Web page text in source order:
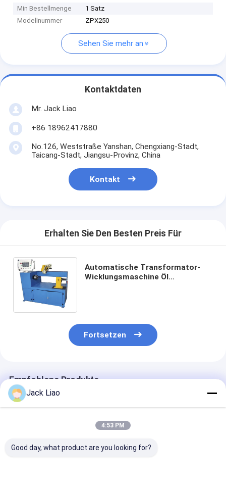
Min Bestellmenge
1 Satz
Modellnummer
ZPX250
Sehen Sie mehr an
Kontaktdaten
Mr. Jack Liao
+86 18962417880
No.126, Weststraße Yanshan, Chengxiang-Stadt,
Taicang-Stadt, Jiangsu-Provinz, China
Kontakt
Erhalten Sie Den Besten Preis Für
Automatische Transformator-
Wicklungsmaschine Öl
Fortsetzen
Empfohlene Produkte
Jack Liao
4:53 PM
Good day, what product are you looking for?